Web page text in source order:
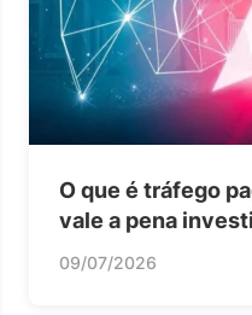
O que é tráfego
vale a pena
09/07/2026